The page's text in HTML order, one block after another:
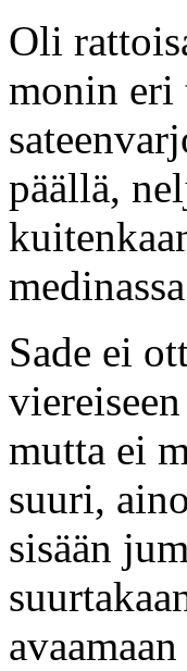
Oli
monin eri
päällä,
Sade ei
mutta ei
suuri,
sisään